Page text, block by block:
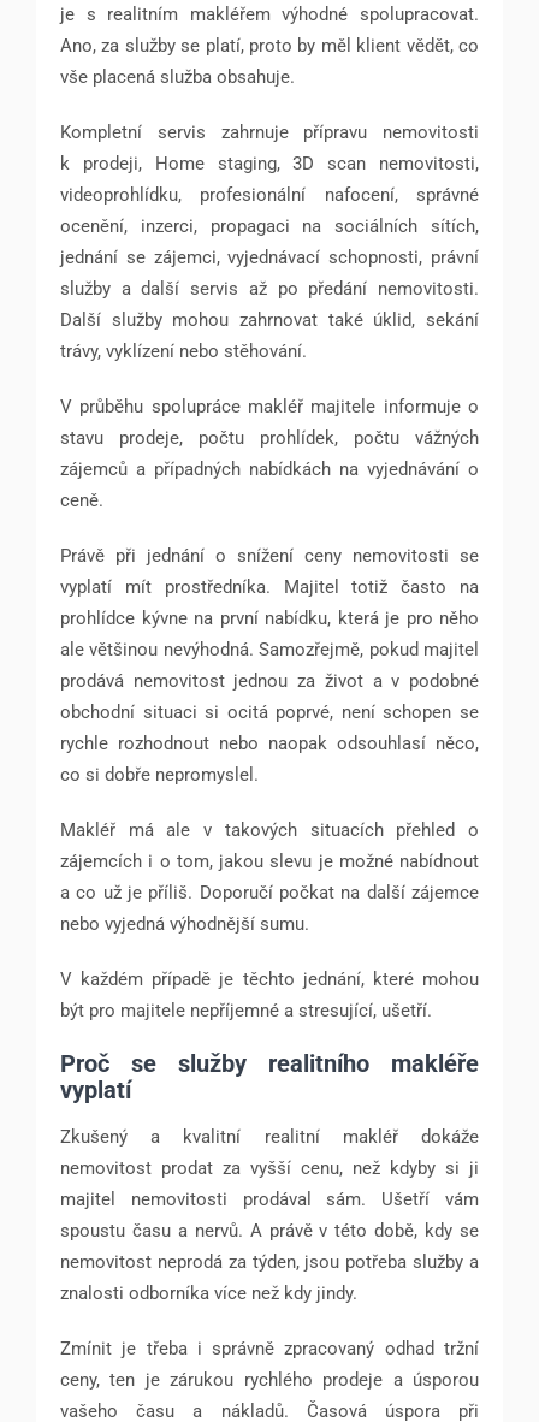
je s realitním makléřem výhodné spolupracovat.
Ano, za služby se platí, proto by měl klient vědět, co
vše placená služba obsahuje.
Kompletní servis zahrnuje přípravu nemovitosti
k prodeji, Home staging, 3D scan nemovitosti,
videoprohlídku, profesionální nafocení, správné
ocenění, inzerci, propagaci na sociálních sítích,
jednání se zájemci, vyjednávací schopnosti, právní
služby a další servis až po předání nemovitosti.
Další služby mohou zahrnovat také úklid, sekání
trávy, vyklízení nebo stěhování.
V průběhu spolupráce makléř majitele informuje o
stavu prodeje, počtu prohlídek, počtu vážných
zájemců a případných nabídkách na vyjednávání o
ceně.
Právě při jednání o snížení ceny nemovitosti se
vyplatí mít prostředníka. Majitel totiž často na
prohlídce kývne na první nabídku, která je pro něho
ale většinou nevýhodná. Samozřejmě, pokud majitel
prodává nemovitost jednou za život a v podobné
obchodní situaci si ocitá poprvé, není schopen se
rychle rozhodnout nebo naopak odsouhlasí něco,
co si dobře nepromyslel.
Makléř má ale v takových situacích přehled o
zájemcích i o tom, jakou slevu je možné nabídnout
a co už je příliš. Doporučí počkat na další zájemce
nebo vyjedná výhodnější sumu.
V každém případě je těchto jednání, které mohou
být pro majitele nepříjemné a stresující, ušetří.
Proč se služby realitního makléře
vyplatí
Zkušený a kvalitní realitní makléř dokáže
nemovitost prodat za vyšší cenu, než kdyby si ji
majitel nemovitosti prodával sám. Ušetří vám
spoustu času a nervů. A právě v této době, kdy se
nemovitost neprodá za týden, jsou potřeba služby a
znalosti odborníka více než kdy jindy.
Zmínit je třeba i správně zpracovaný odhad tržní
ceny, ten je zárukou rychlého prodeje a úsporou
vašeho času a nákladů. Časová úspora při